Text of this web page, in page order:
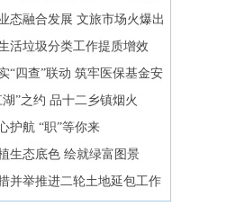
态融合发展 文旅市场火爆出
活垃圾分类工作提质增效
“四查”联动 筑牢医保基金安
湖”之约 品十二乡镇烟火
护航 “职”等你来
生态底色 绘就绿富图景
并举推进二轮土地延包工作